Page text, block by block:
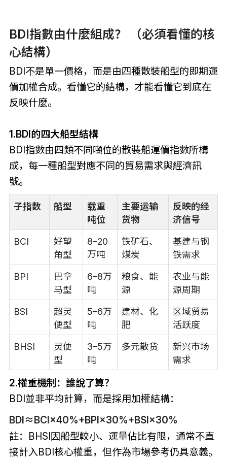
BDI指數由什麼組成？ （必須看懂的核
心結構）
BDI不是單一價格，而是由四種散裝船型的即期運
價加權合成。看懂它的結構，才能看懂它到底在
反映什麼。
1.BDI的四大船型結構
BDI指數由四類不同噸位的散裝船運價指數所構
成，每一種船型對應不同的貿易需求與經濟訊
號。
子指数 船型
载重
吨位
主要运输
货物
反映的经
济信号
BCI
好望
角型
8–20
万吨
铁矿石、
煤炭
基建与钢
铁需求
BPI
巴拿
马型
6–8万
吨
粮食、能
源
农业与能
源周期
BSI
超灵
便型
5–6万
吨
建材、化
肥
区域贸易
活跃度
BHSI
灵便
型
3–5万
吨
多元散货
新兴市场
需求
2.權重機制：誰說了算？
BDI並非平均計算，而是採用加權結構：
BDI≈BCI×40%+BPI×30%+BSI×30%
註：BHSI因船型較小、運量佔比有限，通常不直
接計入BDI核心權重，但作為市場參考仍具意義。